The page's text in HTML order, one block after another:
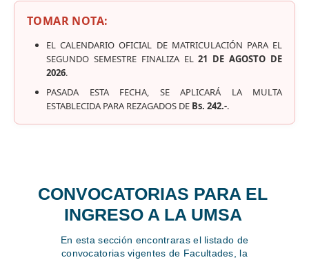
TOMAR NOTA:
EL CALENDARIO OFICIAL DE MATRICULACIÓN PARA EL
SEGUNDO SEMESTRE FINALIZA EL21 DE AGOSTO DE
2026.
PASADA ESTA FECHA, SE APLICARÁ LA MULTA
ESTABLECIDA PARA REZAGADOS DE Bs. 242.-.
CONVOCATORIAS PARA EL
INGRESO A LA UMSA
En esta sección encontraras el listado de
convocatorias vigentes de Facultades, la